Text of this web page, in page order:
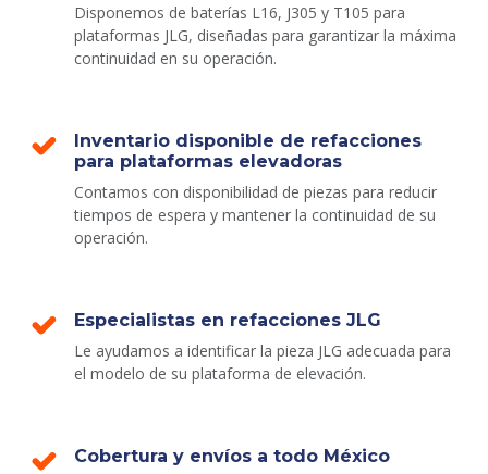
Disponemos de baterías L16, J305 y T105 para
plataformas JLG, diseñadas para garantizar la máxima
continuidad en su operación.
Inventario disponible de refacciones
para plataformas elevadoras
Contamos con disponibilidad de piezas para reducir
tiempos de espera y mantener la continuidad de su
operación.
Especialistas en refacciones JLG
Le ayudamos a identificar la pieza JLG adecuada para
el modelo de su plataforma de elevación.
Cobertura y envíos a todo México